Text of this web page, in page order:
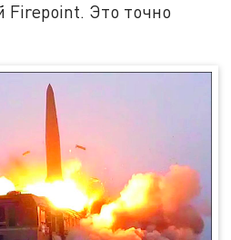
Firepoint. Это точно